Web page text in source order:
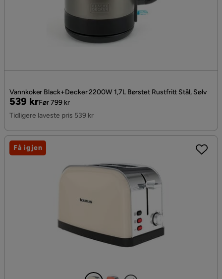
Vannkoker Black+Decker 2200W 1,7L Børstet Rustfritt Stål, Sølv
Pris
539 kr
Original
Pris
Før 799 kr
Tidligere laveste pris 539 kr
Få igjen